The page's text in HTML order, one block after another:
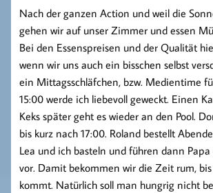
Nach der ganzen Action und weil die
gehen wir auf unser Zimmer und essen
Bei den Essenspreisen und der Qualität
wenn wir uns auch ein bisschen selbst
ein Mittagsschläfchen, bzw. Medientime
15:00 werde ich liebevoll geweckt. Einen
Keks später geht es wieder an den Pool.
bis kurz nach 17:00. Roland bestellt
Lea und ich basteln und führen dann
vor. Damit bekommen wir die Zeit rum, bis
kommt. Natürlich soll man hungrig nicht